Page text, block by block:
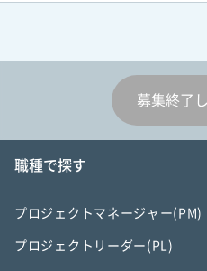
募集終了
職種で探す
プロジェクトマネージャー(PM)
プロジェクトリーダー(PL)